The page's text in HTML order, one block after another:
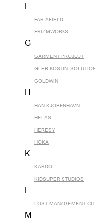
F
FAR AFIELD
FRIZMWORKS
G
GARMENT PROJECT
GLEB KOSTIN
GOLDWIN
H
HAN KJOBENHAVN
HELAS
HERESY
HOKA
K
KARDO
KIDSUPER STUDIOS
L
LOST MANAGEMENT
M